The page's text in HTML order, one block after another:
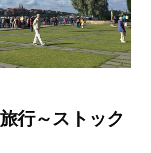
行～ストック